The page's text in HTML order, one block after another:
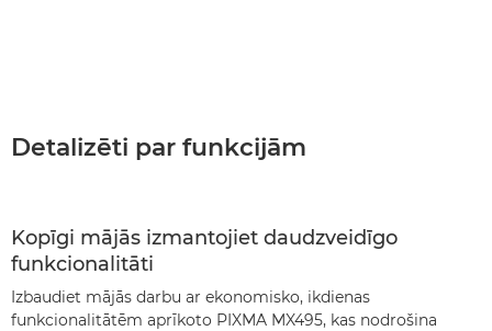
Detalizēti par funkcijām
Kopīgi mājās izmantojiet daudzveidīgo
funkcionalitāti
Izbaudiet mājās darbu ar ekonomisko, ikdienas
funkcionalitātēm aprīkoto PIXMA MX495, kas nodrošina